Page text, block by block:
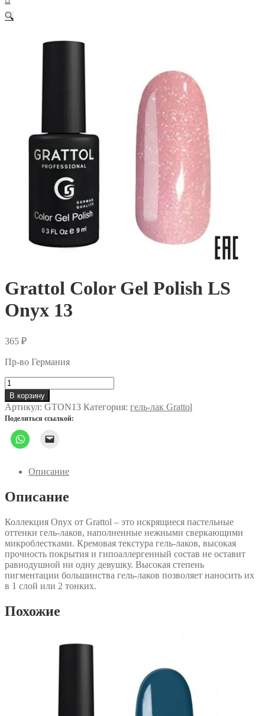
🔍
Grattol Color Gel Polish LS
Onyx 13
365 ₽
Пр-во Германия
Количество
товара
Grattol
Color
Gel
Polish
LS
В корзину
Артикул: GTON13 Категория: гель-лак Grattol
Поделиться ссылкой:
Описание
Описание
Коллекция Onyx от Grattol – это искрящиеся пастельные
оттенки гель-лаков, наполненные нежными сверкающими
микроблестками. Кремовая текстура гель-лаков, высокая
прочность покрытия и гипоаллергенный состав не оставит
равнодушной ни одну девушку. Высокая степень
пигментации большинства гель-лаков позволяет наносить их
в 1 слой или 2 тонких.
Похожие